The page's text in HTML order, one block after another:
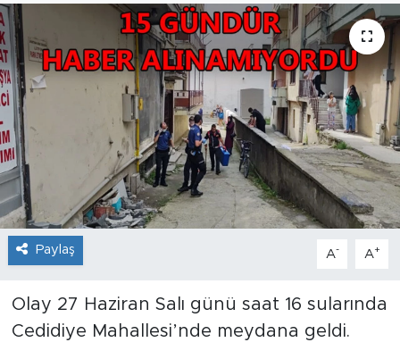
Paylaş A- A+
Olay 27 Haziran Salı günü saat 16 sularında
Cedidiye Mahallesi’nde meydana geldi.